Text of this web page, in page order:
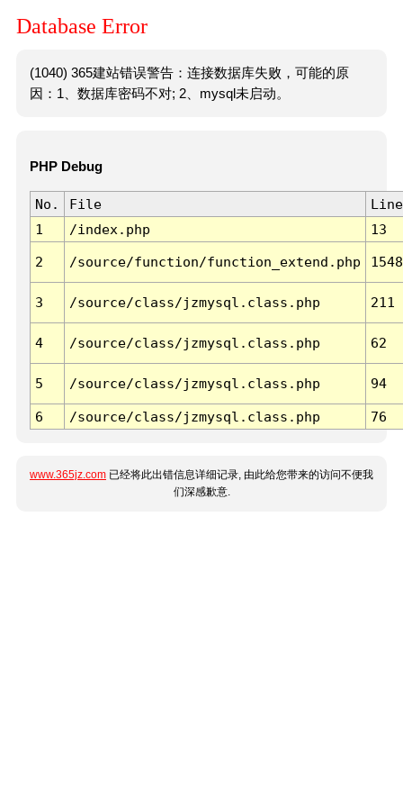
Database Error
(1040) 365建站错误警告：连接数据库失败，可能的原
因：1、数据库密码不对; 2、mysql未启动。
PHP Debug
No. File
Line
1
/index.php 13
2 /source/function/function_extend.php 1548
3 /source/class/jzmysql.class.php 211
4 /source/class/jzmysql.class.php 62
5 /source/class/jzmysql.class.php 94
6 /source/class/jzmysql.class.php 76
www.365jz.com 已经将此出错信息详细记录, 由此给您带来的访问不便我
们深感歉意.